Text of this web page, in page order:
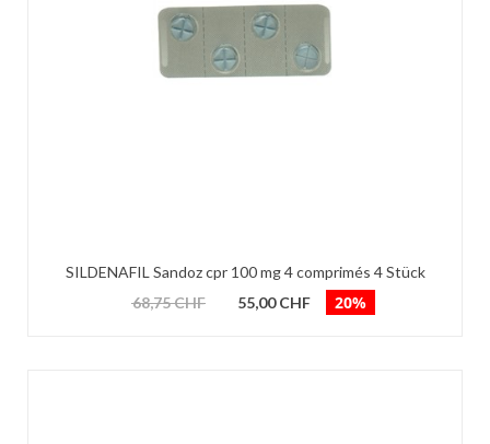
SILDENAFIL Sandoz cpr 100 mg 4 comprimés 4 Stück
68,75 CHF
55,00 CHF 20%